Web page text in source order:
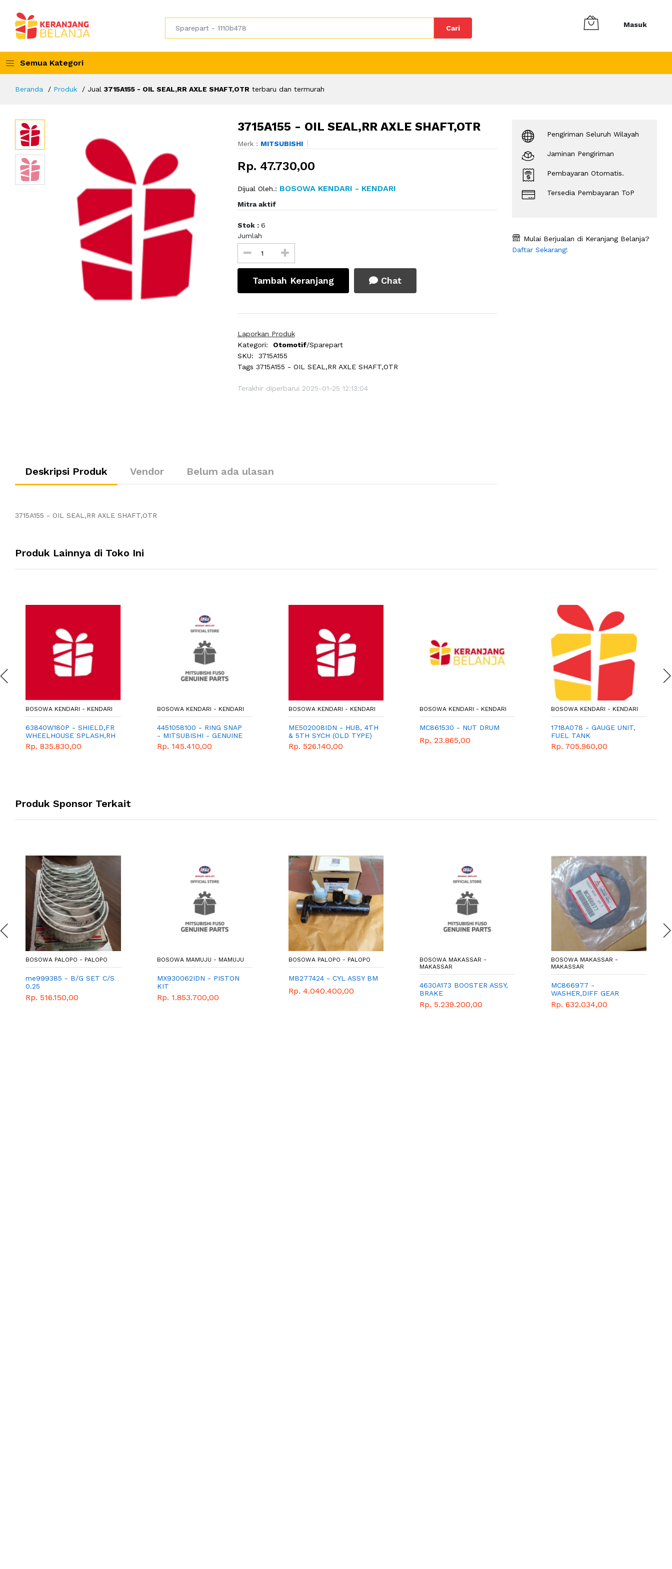
Cari Masuk
Semua Kategori
Beranda Produk Jual 3715A155 - OIL SEAL,RR AXLE SHAFT,OTR terbaru dan termurah
3715A155 - OIL SEAL,RR AXLE SHAFT,OTR
Merk : MITSUBISHI
Rp. 47.730,00
Dijual Oleh.: BOSOWA KENDARI - KENDARI
Mitra aktif
Stok : 6
Jumlah
Tambah Keranjang Chat
Laporkan Produk
Kategori:
Otomotif/Sparepart
SKU:
3715A155
Tags 3715A155 - OIL SEAL,RR AXLE SHAFT,OTR
Terakhir diperbarui 2025-01-25 12:13:04
Deskripsi Produk Vendor Belum ada ulasan
3715A155 - OIL SEAL,RR AXLE SHAFT,OTR
Pengiriman Seluruh Wilayah
Jaminan Pengiriman
Pembayaran Otomatis.
Tersedia Pembayaran ToP
Mulai Berjualan di Keranjang Belanja?
Daftar Sekarang!
Produk Lainnya di Toko Ini
BOSOWA KENDARI - KENDARI
63840W180P - SHIELD,FR
WHEELHOUSE SPLASH,RH
Rp. 835.830,00
BOSOWA KENDARI - KENDARI
4451058100 - RING SNAP
- MITSUBISHI - GENUINE
Rp. 145.410,00
BOSOWA KENDARI - KENDARI
ME502008IDN - HUB, 4TH
& 5TH SYCH (OLD TYPE)
Rp. 526.140,00
BOSOWA KENDARI - KENDARI
MC861530 - NUT DRUM
Rp. 23.865,00
BOSOWA KENDARI - KENDARI
1718A078 - GAUGE UNIT,
FUEL TANK
Rp. 705.960,00
Produk Sponsor Terkait
BOSOWA PALOPO - PALOPO
me999385 - B/G SET C/S
0.25
Rp. 516.150,00
BOSOWA MAMUJU - MAMUJU
MX930062IDN - PISTON
KIT
Rp. 1.853.700,00
BOSOWA PALOPO - PALOPO
MB277424 - CYL ASSY BM
Rp. 4.040.400,00
BOSOWA MAKASSAR -
MAKASSAR
4630A173 BOOSTER ASSY,
BRAKE
Rp. 5.239.200,00
BOSOWA MAKASSAR -
MAKASSAR
MC866977 -
WASHER,DIFF GEAR
THRUST - GIGI BOLU-
MITSUBISHI - GENUINE -
Rp. 632.034,00